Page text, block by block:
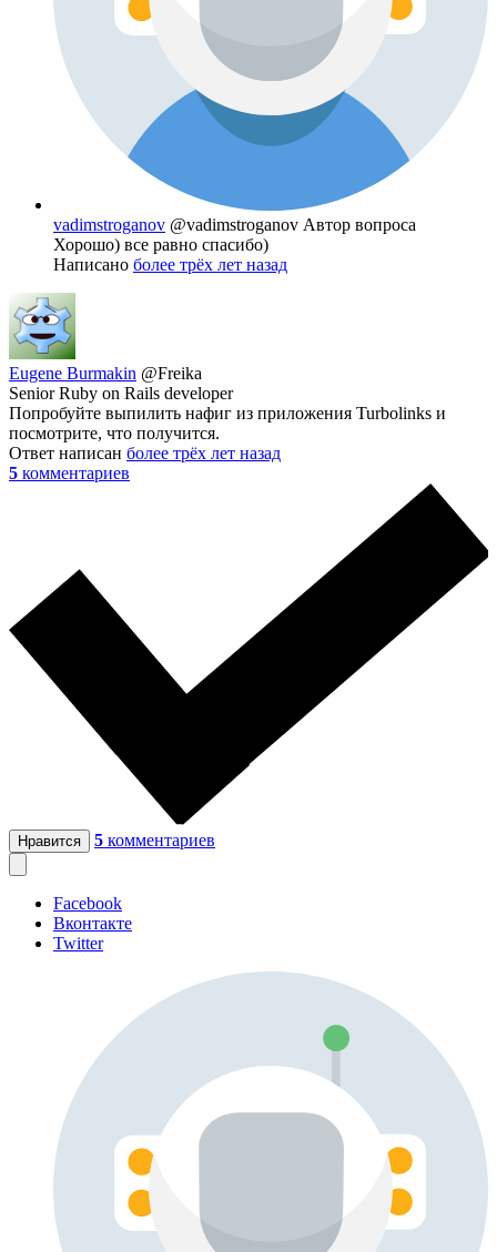
vadimstroganov @vadimstroganov Автор вопроса
Хорошо) все равно спасибо)
Написано более трёх лет назад
Eugene Burmakin @Freika
Senior Ruby on Rails developer
Попробуйте выпилить нафиг из приложения Turbolinks и
посмотрите, что получится.
Ответ написан более трёх лет назад
5 комментариев
Нравится 5 комментариев
Facebook
Вконтакте
Twitter